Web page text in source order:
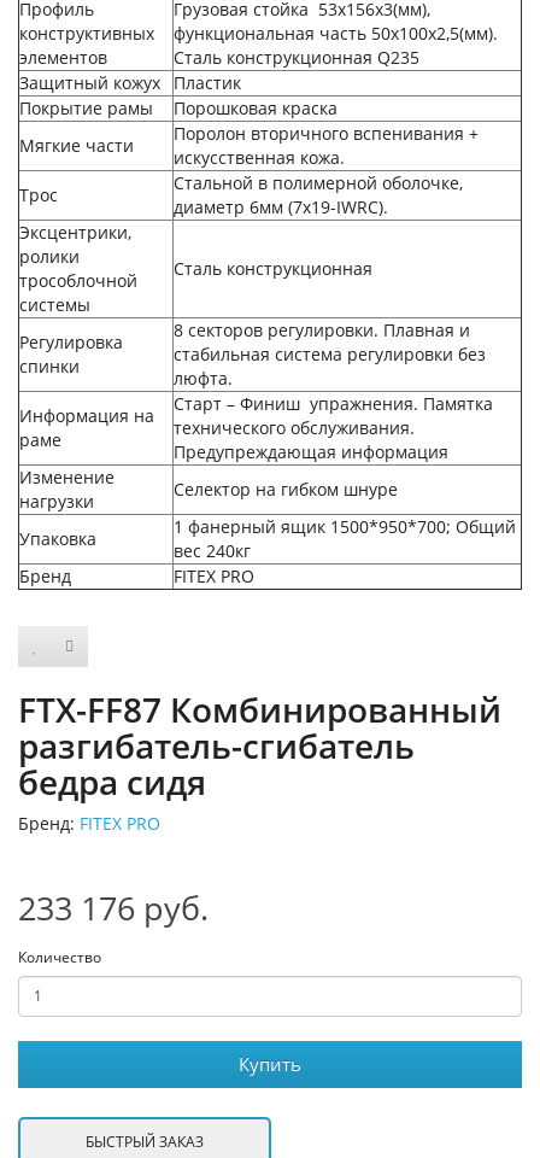
Профиль
конструктивных
элементов
Грузовая стойка 53х156х3(мм),
функциональная часть 50х100х2,5(мм).
Сталь конструкционная Q235
Защитный кожух
Пластик
Покрытие рамы
Порошковая краска
Мягкие части
Поролон вторичного вспенивания +
искусственная кожа.
Трос
Стальной в полимерной оболочке,
диаметр 6мм (7x19-IWRC).
Эксцентрики,
ролики
трособлочной
системы
Сталь конструкционная
Регулировка
спинки
8 секторов регулировки. Плавная и
стабильная система регулировки без
люфта.
Информация на
раме
Старт – Финиш упражнения. Памятка
технического обслуживания.
Предупреждающая информация
Изменение
нагрузки
Селектор на гибком шнуре
Упаковка
1 фанерный ящик 1500*950*700; Общий
вес 240кг
Бренд
FITEX PRO
FTX-FF87 Комбинированный
разгибатель-сгибатель
бедра сидя
Бренд: FITEX PRO
233 176 руб.
Количество
Купить
БЫСТРЫЙ ЗАКАЗ